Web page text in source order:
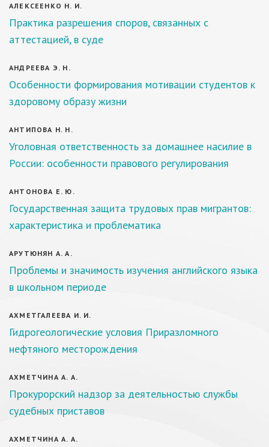
АЛЕКСЕЕНКО Н. И.
Практика разрешения споров, связанных с
аттестацией, в суде
АНДРЕЕВА Э. Н.
Особенности формирования мотивации студентов к
здоровому образу жизни
АНТИПОВА Н. Н.
Уголовная ответственность за домашнее насилие в
России: особенности правового регулирования
АНТОНОВА Е. Ю.
Государственная защита трудовых прав мигрантов:
характеристика и проблематика
АРУТЮНЯН А. А.
Проблемы и значимость изучения английского языка
в школьном периоде
АХМЕТГАЛЕЕВА И. И.
Гидрогеологические условия Приразломного
нефтяного месторождения
АХМЕТЧИНА А. А.
Прокурорский надзор за деятельностью службы
судебных приставов
АХМЕТЧИНА А. А.